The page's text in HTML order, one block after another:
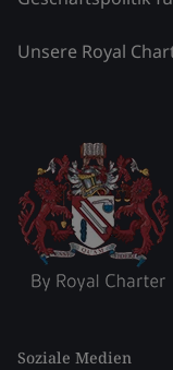
Unsere Royal
Soziale Medien